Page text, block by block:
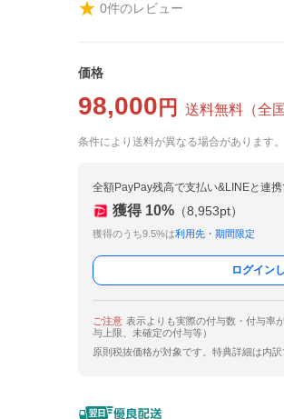
0件のレビュー
価格
98,000 円 送料無料 （全
条件により送料が異なる場合があります。
全額PayPay残高で支払い&LINEと連
獲得 10% （8,953pt）
獲得のうち9.5%は利用先・期間限定
ログイン
ご注意 表示よりも実際の付与数・付与率
与上限、未確定の付与等）
原則税抜価格が対象です。特典詳細は内訳